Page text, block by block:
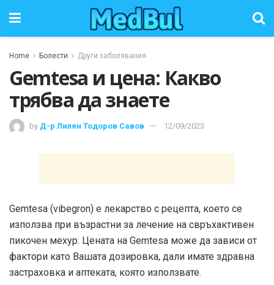
Home Болести Други заболявания
Gemtesa и цена: Какво
трябва да знаете
by Д-р Лилян Тодоров Савов 12/09/2023
Gemtesa (vibegron) е лекарство с рецепта, което се
използва при възрастни за лечение на свръхактивен
пикочен мехур. Цената на Gemtesa може да зависи от
фактори като Вашата дозировка, дали имате здравна
застраховка и аптеката, която използвате.